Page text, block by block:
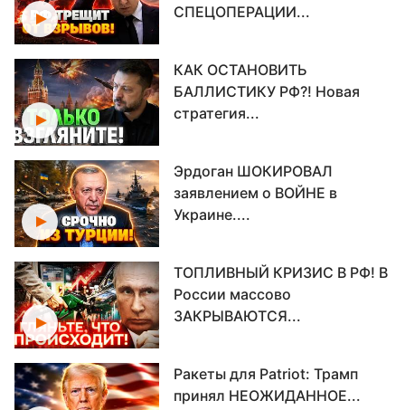
СПЕЦОПЕРАЦИИ...
КАК ОСТАНОВИТЬ
БАЛЛИСТИКУ РФ?! Новая
стратегия...
Эрдоган ШОКИРОВАЛ
заявлением о ВОЙНЕ в
Украине....
ТОПЛИВНЫЙ КРИЗИС В РФ! В
России массово
ЗАКРЫВАЮТСЯ...
Ракеты для Patriot: Трамп
принял НЕОЖИДАННОЕ...